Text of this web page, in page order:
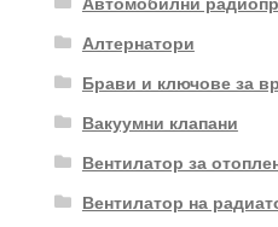
Алтернатори
Брави и ключове за
Вакуумни клапани
Вентилатор за
Вентилатор на